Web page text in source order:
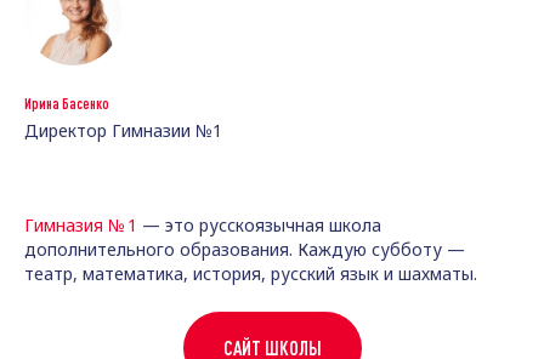
Ирина Басенко
Директор Гимназии №1
Гимназия № 1 — это русскоязычная школа
дополнительного образования. Каждую субботу —
театр, математика, история, русский язык и шахматы.
САЙТ ШКОЛЫ